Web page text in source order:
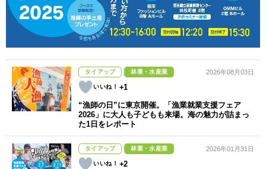
タイアップ 林業・水産業
+1
2026年08月03日
“漁師の日”に東京開催。「漁業就業支援フェア
2026」に大人も子どもも来場。海の魅力が詰まっ
た1日をレポート
タイアップ 林業・水産業
+2
2026年01月31日